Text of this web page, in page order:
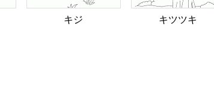
キジ キツツキ